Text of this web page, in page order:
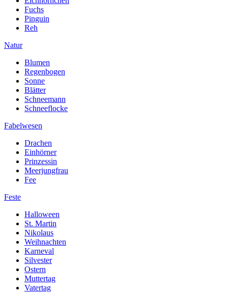
Fuchs
Pinguin
Reh
Natur
Blumen
Regenbogen
Sonne
Blätter
Schneemann
Schneeflocke
Fabelwesen
Drachen
Einhörner
Prinzessin
Meerjungfrau
Fee
Feste
Halloween
St. Martin
Nikolaus
Weihnachten
Karneval
Silvester
Ostern
Muttertag
Vatertag